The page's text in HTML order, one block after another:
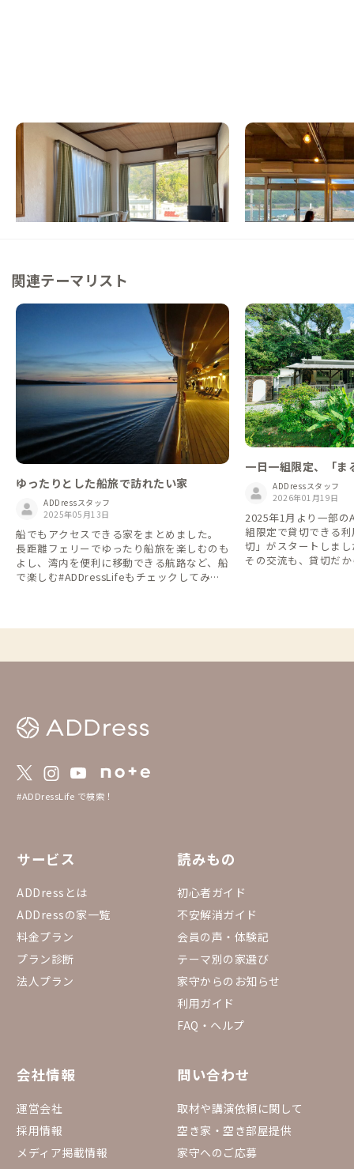
東伊豆B邸
ゲストハウス
【駅徒歩1分】都心から2時間、昭和レトロ
な温泉地を感じられる家
この家からの距離 27km
東伊豆D邸
静岡県 ホテル/旅館
【まるっと貸切専用
ーカルな暮らしが体
この家からの距離 29km
関連テーマリスト
ゆったりとした船旅で訪れたい家
ADDressスタッフ
2025年05月13日
船でもアクセスできる家をまとめました。
長距離フェリーでゆったり船旅を楽しむのも
よし、湾内を便利に移動できる航路など、船
で楽しむ#ADDressLifeもチェックしてみて
一日一組限定、「ま
家
ADDressスタッフ
2026年01月19日
2025年1月より一部の
組限定で貸切できる
切」がスタートしました。 シェア
その交流も、貸切だ
族と気兼ねなくゆっ
feをこれからも楽し
#ADDressLife で検索！
サービス
ADDressとは
ADDressの家一覧
料金プラン
プラン診断
法人プラン
読みもの
初心者ガイド
不安解消ガイド
会員の声・体験記
テーマ別の家選び
家守からのお知らせ
利用ガイド
FAQ・ヘルプ
会社情報
運営会社
採用情報
メディア掲載情報
問い合わせ
取材や講演依頼に関して
空き家・空き部屋提供
家守へのご応募